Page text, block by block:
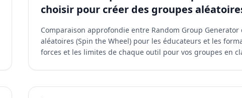
choisir pour créer des groupes
Comparaison approfondie entre Random Group Generator
aléatoires (Spin the Wheel) pour les éducateurs et les
forces et les limites de chaque outil pour vos groupes en